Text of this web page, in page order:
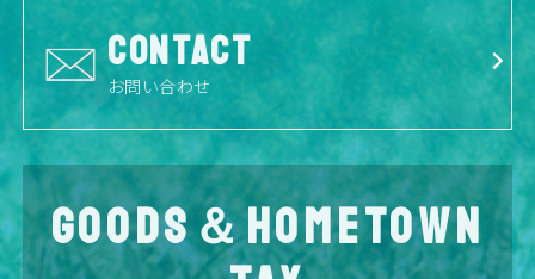
CONTACT
お問い合わせ
GOODS＆HOMETOWN